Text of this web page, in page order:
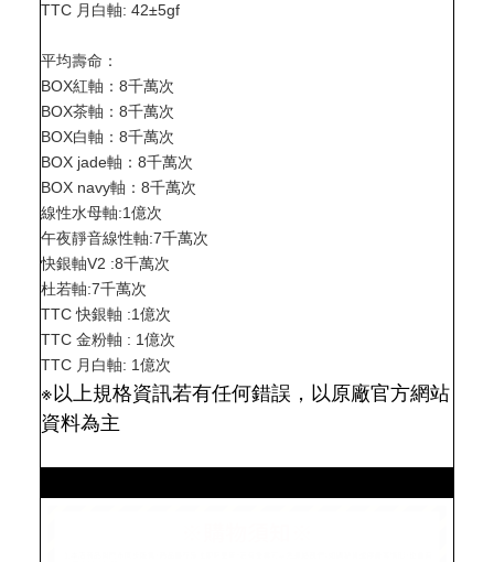
TTC 月白軸: 42±5gf
平均壽命：
BOX紅軸：8千萬次
BOX茶軸：8千萬次
BOX白軸：8千萬次
BOX jade軸：8千萬次
BOX navy軸：8千萬次
線性水母軸:1億次
午夜靜音線性軸:7千萬次
快銀軸V2 :8千萬次
杜若軸:7千萬次
TTC 快銀軸 :1億次
TTC 金粉軸 : 1億次
TTC 月白軸: 1億次
※以上規格資訊若有任何錯誤，以原廠官方網站
資料為主